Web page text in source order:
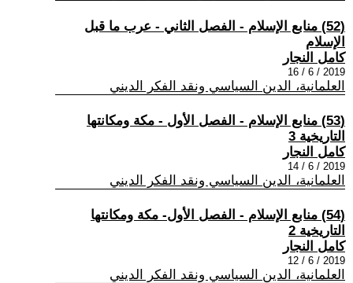
(52) منابع الإسلام - الفصل الثاني - عرب ما قبل
الإسلام
كامل النجار
2019 / 6 / 16
العلمانية، الدين السياسي ونقد الفكر الديني
(53) منابع الإسلام - الفصل الأول - مكة ومكانتها
التاريخية 3
كامل النجار
2019 / 6 / 14
العلمانية، الدين السياسي ونقد الفكر الديني
(54) منابع الإسلام - الفصل الأول- مكة ومكانتها
التاريخية 2
كامل النجار
2019 / 6 / 12
العلمانية، الدين السياسي ونقد الفكر الديني